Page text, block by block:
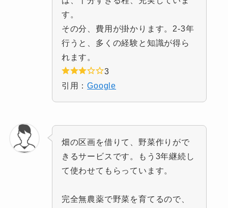
す。
その分、費用が掛かります。2‐3年
行うと、多くの経験と知識が得ら
れます。
3
引用：Google
畑の区画を借りて、野菜作りがで
きるサービスです。もう3年継続し
て使わせてもらっています。
完全無農薬で野菜を育てるので、